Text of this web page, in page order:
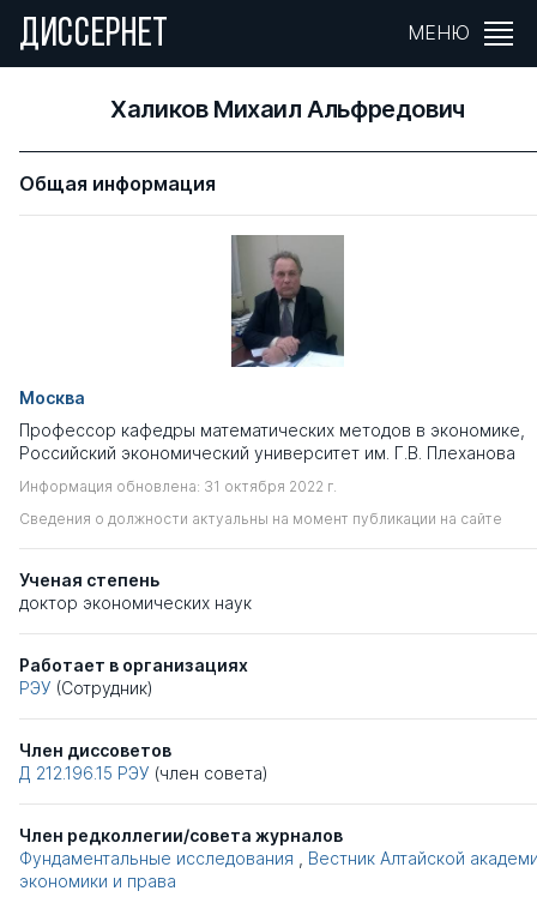
ДИССЕРНЕТ МЕНЮ
Халиков Михаил Альфредович
Общая информация
Москва
Профессор кафедры математических методов в экономике,
Российский экономический университет им. Г.В. Плеханова
Информация обновлена: 31 октября 2022 г.
Сведения о должности актуальны на момент публикации на сайте
Ученая степень
доктор экономических наук
Работает в организациях
РЭУ (Сотрудник)
Член диссоветов
Д 212.196.15 РЭУ (член совета)
Член редколлегии/совета журналов
Фундаментальные исследования
Вестник Алтайской
экономики и права